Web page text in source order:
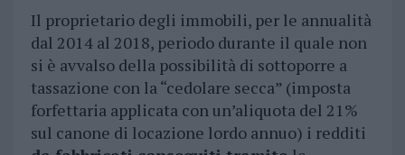
Il proprietario degli immobili, per le annualità
dal 2014 al 2018, periodo durante il quale non
si è avvalso della possibilità di sottoporre a
tassazione con la “cedolare secca” (imposta
forfettaria applicata con un’aliquota del 21%
sul canone di locazione lordo annuo) i redditi